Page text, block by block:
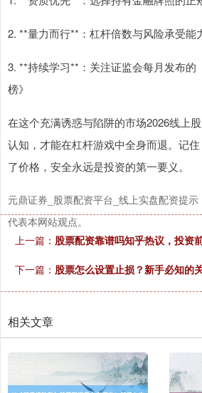
2. **量力而行**：杠杆倍数与风险承受能
3. **持续学习**：关注证监会每月发布的
榜》
在这个充满诱惑与陷阱的市场2026线上
认知，才能在杠杆游戏中全身而退。记
了价格，安全永远是投资的第一要义。
元鼎证券_股票配资平台_线上实盘配资提
代表本网站观点。
上一篇： 股票配资靠谱吗知乎热议，投资
下一篇： 股票怎么设置止损？新手必知的
相关文章
上证综指 3900.35
深证成指 14110.12 -